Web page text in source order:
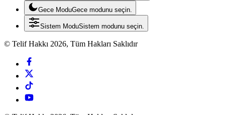
Gece ModuGece modunu seçin.
Sistem ModuSistem modunu seçin.
© Telif Hakkı 2026, Tüm Hakları Saklıdır